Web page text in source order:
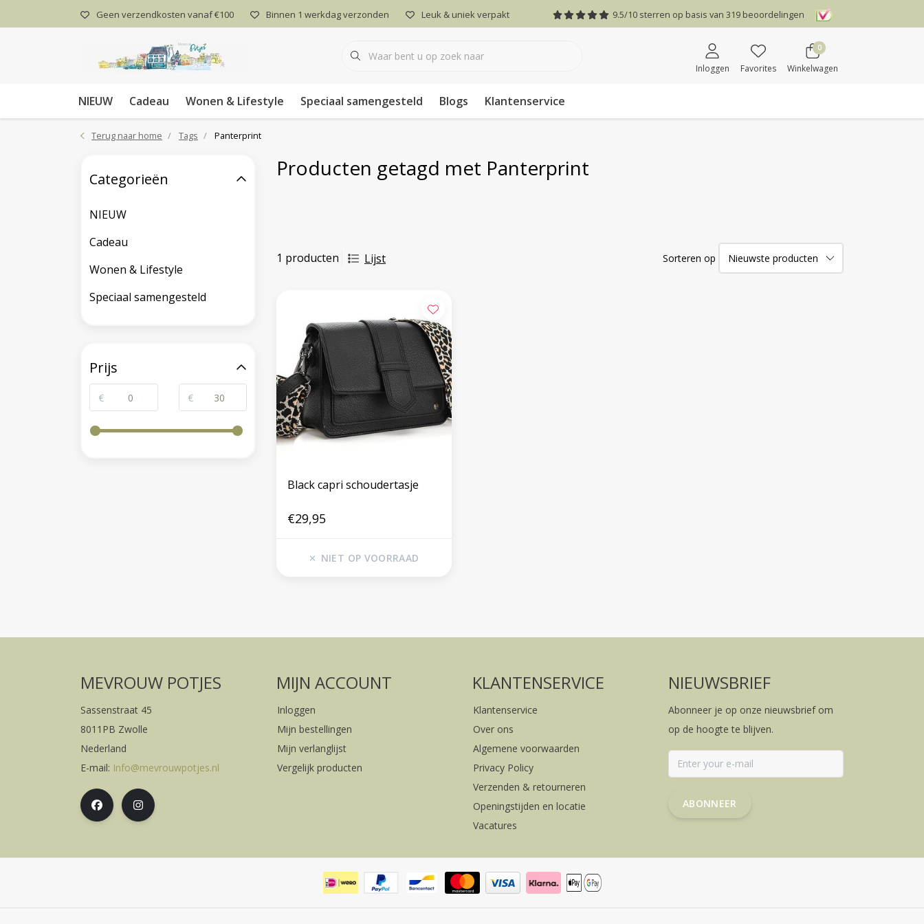
Geen verzendkosten vanaf €100 Binnen 1 werkdag verzonden Leuk & uniek verpakt 9.5/10 sterren op basis van 319 beoordelingen
Inloggen Favorites
0
Winkelwagen
NIEUW Cadeau Wonen & Lifestyle Speciaal samengesteld Blogs Klantenservice
Terug naar home Tags Panterprint
Producten getagd met Panterprint
1 producten Lijst Sorteren op
Black capri schoudertasje
€29,95
NIET OP VOORRAAD
Categorieën
NIEUW
Cadeau
Wonen & Lifestyle
Speciaal samengesteld
Prijs
€ €
MEVROUW POTJES
Sassenstraat 45
8011PB Zwolle
Nederland
E-mail: Info@mevrouwpotjes.nl
MIJN ACCOUNT
Inloggen
Mijn bestellingen
Mijn verlanglijst
Vergelijk producten
KLANTENSERVICE
Klantenservice
Over ons
Algemene voorwaarden
Privacy Policy
Verzenden & retourneren
Openingstijden en locatie
Vacatures
NIEUWSBRIEF
Abonneer je op onze nieuwsbrief om
op de hoogte te blijven.
ABONNEER